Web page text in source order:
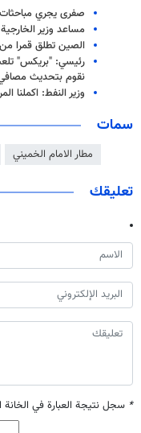
صفری یجري
مساعد وزير الخارجية
الصين تطلق قمرا
رئيسي: "بريكس"
نقوم بتحديث
وزير النفط: اكملنا المرحلة الـ11 من حقل بارس
سمات
مطار الامام الخميني
تعليقك
* سجل نتيجة العبارة في الخانة